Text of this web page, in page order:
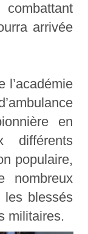
arrivée
l’académie
en
différents
populaire,
nombreux
les blessés
militaires.